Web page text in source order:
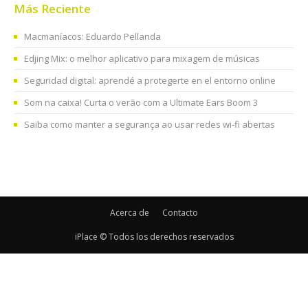
Más Reciente
Macmaníacos: Eduardo Pellanda
Edjing Mix: o melhor aplicativo para mixagem de músicas
Seguridad digital: aprendé a protegerte en el entorno online
Som na caixa! Curta o verão com a Ultimate Ears Boom 3
Saiba como manter a segurança ao usar redes wi-fi abertas
Acerca de Contacto
iPlace © Todos los derechos reservados